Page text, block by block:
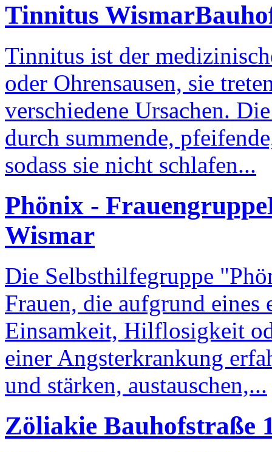
Tinnitus Wismar
Tinnitus ist der
oder Ohrensausen, sie
verschiedene Ursachen.
durch summende,
sodass sie nicht schlafen...
Phönix - Frauengruppe
Wismar
Die Selbsthilfegruppe
Frauen, die aufgrund eines
Einsamkeit, Hilflosigkeit
einer Angsterkrankung
und stärken, austauschen,...
Zöliakie Bauhofstraße